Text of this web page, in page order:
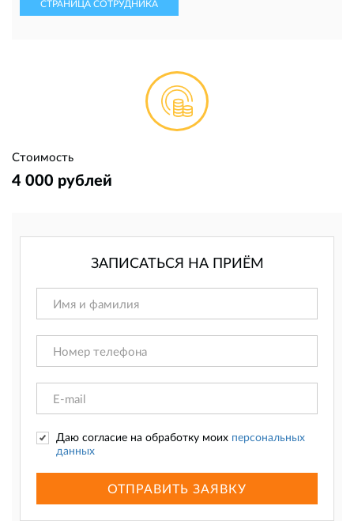
СТРАНИЦА СОТРУДНИКА
Стоимость
4 000 рублей
ЗАПИСАТЬСЯ НА ПРИЁМ
Даю согласие на обработку моих персональных
данных
ОТПРАВИТЬ ЗАЯВКУ